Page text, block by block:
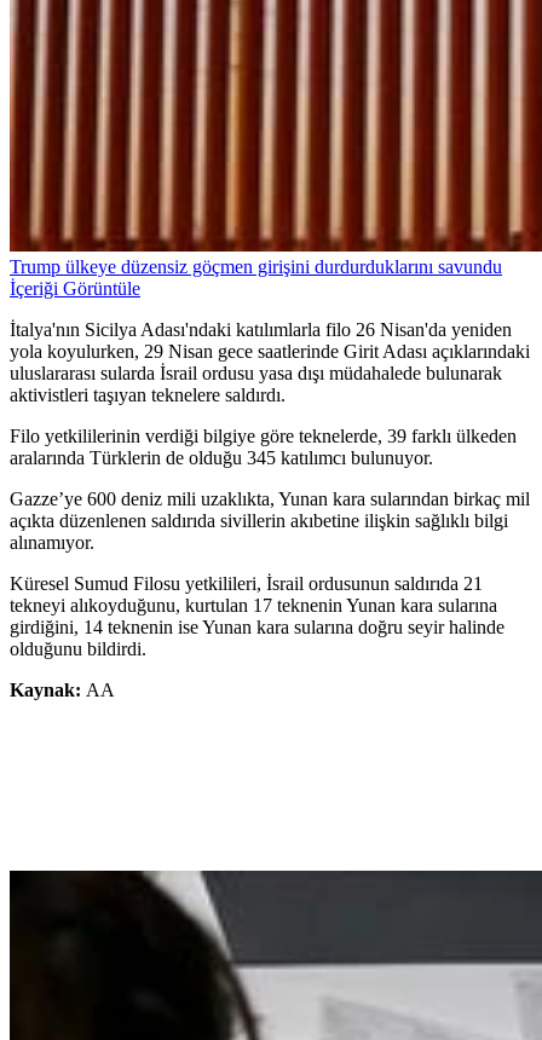
Trump ülkeye düzensiz göçmen girişini durdurduklarını savundu
İçeriği Görüntüle
İtalya'nın Sicilya Adası'ndaki katılımlarla filo 26 Nisan'da yeniden
yola koyulurken, 29 Nisan gece saatlerinde Girit Adası açıklarındaki
uluslararası sularda İsrail ordusu yasa dışı müdahalede bulunarak
aktivistleri taşıyan teknelere saldırdı.
Filo yetkililerinin verdiği bilgiye göre teknelerde, 39 farklı ülkeden
aralarında Türklerin de olduğu 345 katılımcı bulunuyor.
Gazze’ye 600 deniz mili uzaklıkta, Yunan kara sularından birkaç mil
açıkta düzenlenen saldırıda sivillerin akıbetine ilişkin sağlıklı bilgi
alınamıyor.
Küresel Sumud Filosu yetkilileri, İsrail ordusunun saldırıda 21
tekneyi alıkoyduğunu, kurtulan 17 teknenin Yunan kara sularına
girdiğini, 14 teknenin ise Yunan kara sularına doğru seyir halinde
olduğunu bildirdi.
Kaynak: AA